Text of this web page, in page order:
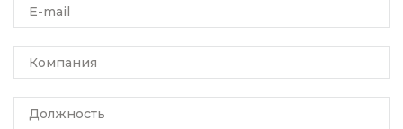
E-mail
Компания
Должность